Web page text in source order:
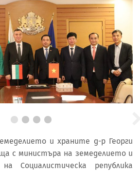
и храните д-р Георги
с министъра на земеделието и
Социалистическа република